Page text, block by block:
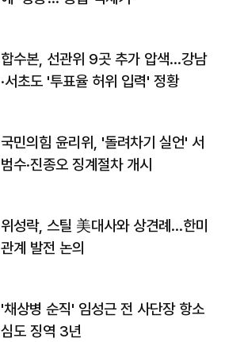
합수본, 선관위 9곳 추가 압색…강남
·서초도 '투표율 허위 입력' 정황
국민의힘 윤리위, '돌려차기 실언' 서
범수·진종오 징계절차 개시
위성락, 스틸 美대사와 상견례…한미
관계 발전 논의
'채상병 순직' 임성근 전 사단장 항소
심도 징역 3년